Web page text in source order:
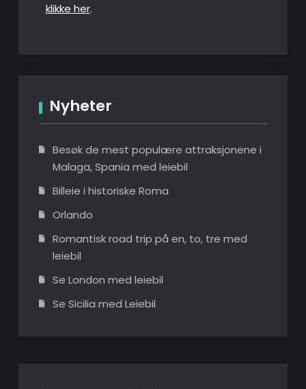
klikke her.
Nyheter
Besøk de mest populære attraksjonene i
Malaga, Spania med leiebil
Billeie i historiske Roma
Orlando
Romantisk road trip på en, to, tre med
leiebil
Se London med leiebil
Se Sicilia med Leiebil